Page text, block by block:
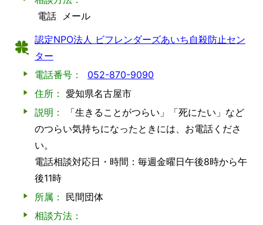
電話
メール
認定NPO法人 ビフレンダーズあいち自殺防止セン
ター
電話番号：
052-870-9090
住所： 愛知県名古屋市
説明：
「生きることがつらい」「死にたい」など
のつらい気持ちになったときには、お電話くださ
い。
電話相談対応日・時間：毎週金曜日午後8時から午
後11時
所属：
民間団体
相談方法：